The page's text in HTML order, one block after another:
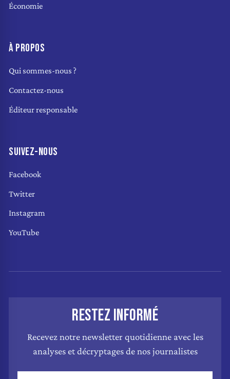
Économie
À PROPOS
Qui sommes-nous ?
Contactez-nous
Éditeur responsable
SUIVEZ-NOUS
Facebook
Twitter
Instagram
YouTube
RESTEZ INFORMÉ
Recevez notre newsletter quotidienne avec les
analyses et décryptages de nos journalistes